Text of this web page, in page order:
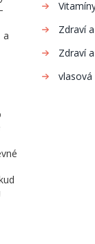
a
Zdraví
Zdraví